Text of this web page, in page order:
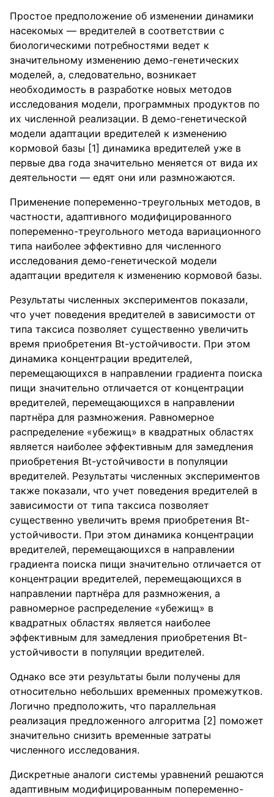
Простое предположение об изменении динамики
насекомых — вредителей в соответствии с
биологическими потребностями ведет к
значительному изменению демо-генетических
моделей, а, следовательно, возникает
необходимость в разработке новых методов
исследования модели, программных продуктов по
их численной реализации. В демо-генетической
модели адаптации вредителей к изменению
кормовой базы [1] динамика вредителей уже в
первые два года значительно меняется от вида их
деятельности — едят они или размножаются.
Применение попеременно-треугольных методов, в
частности, адаптивного модифицированного
попеременно-треугольного метода вариационного
типа наиболее эффективно для численного
исследования демо-генетической модели
адаптации вредителя к изменению кормовой базы.
Результаты численных экспериментов показали,
что учет поведения вредителей в зависимости от
типа таксиса позволяет существенно увеличить
время приобретения Bt-устойчивости. При этом
динамика концентрации вредителей,
перемещающихся в направлении градиента поиска
пищи значительно отличается от концентрации
вредителей, перемещающихся в направлении
партнёра для размножения. Равномерное
распределение «убежищ» в квадратных областях
является наиболее эффективным для замедления
приобретения Bt-устойчивости в популяции
вредителей. Результаты численных экспериментов
также показали, что учет поведения вредителей в
зависимости от типа таксиса позволяет
существенно увеличить время приобретения Bt-
устойчивости. При этом динамика концентрации
вредителей, перемещающихся в направлении
градиента поиска пищи значительно отличается от
концентрации вредителей, перемещающихся в
направлении партнёра для размножения, а
равномерное распределение «убежищ» в
квадратных областях является наиболее
эффективным для замедления приобретения Bt-
устойчивости в популяции вредителей.
Однако все эти результаты были получены для
относительно небольших временных промежутков.
Логично предположить, что параллельная
реализация предложенного алгоритма [2] поможет
значительно снизить временные затраты
численного исследования.
Дискретные аналоги системы уравнений решаются
адаптивным модифицированным попеременно-